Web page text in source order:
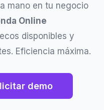
mano en tu negocio
Online
disponibles y
Eficiencia máxima.
demo